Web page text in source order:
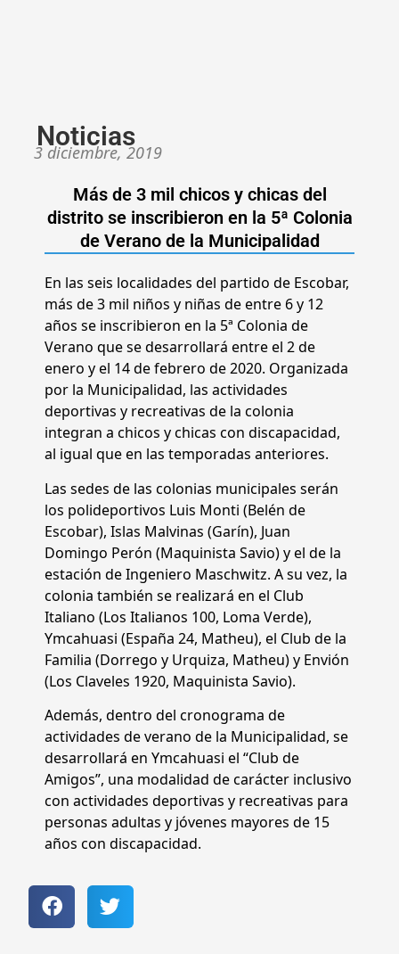
Noticias
3 diciembre, 2019
Más de 3 mil chicos y chicas del
distrito se inscribieron en la 5ª Colonia
de Verano de la Municipalidad
En las seis localidades del partido de Escobar,
más de 3 mil niños y niñas de entre 6 y 12
años se inscribieron en la 5ª Colonia de
Verano que se desarrollará entre el 2 de
enero y el 14 de febrero de 2020. Organizada
por la Municipalidad, las actividades
deportivas y recreativas de la colonia
integran a chicos y chicas con discapacidad,
al igual que en las temporadas anteriores.
Las sedes de las colonias municipales serán
los polideportivos Luis Monti (Belén de
Escobar), Islas Malvinas (Garín), Juan
Domingo Perón (Maquinista Savio) y el de la
estación de Ingeniero Maschwitz. A su vez, la
colonia también se realizará en el Club
Italiano (Los Italianos 100, Loma Verde),
Ymcahuasi (España 24, Matheu), el Club de la
Familia (Dorrego y Urquiza, Matheu) y Envión
(Los Claveles 1920, Maquinista Savio).
Además, dentro del cronograma de
actividades de verano de la Municipalidad, se
desarrollará en Ymcahuasi el “Club de
Amigos”, una modalidad de carácter inclusivo
con actividades deportivas y recreativas para
personas adultas y jóvenes mayores de 15
años con discapacidad.